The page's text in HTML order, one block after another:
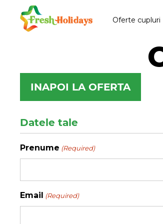
Oferte cupluri
INAPOI LA OFERTA
Datele tale
Prenume (Required)
Email (Required)